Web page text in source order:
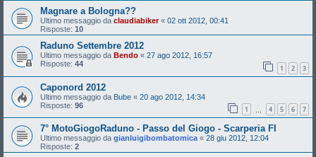
Magnare a Bologna??
Ultimo messaggio da claudiabiker« 02 ott 2012, 00:41
Risposte: 10
Raduno Settembre 2012
Ultimo messaggio da Bendo « 27 ago 2012, 16:57
Risposte: 44 1 2 3
Caponord 2012
Ultimo messaggio da Bube « 20 ago 2012, 14:34
Risposte: 96 1 4 5 6 7
7° MotoGiogoRaduno - Passo del Giogo - Scarperia FI
Ultimo messaggio da gianluigibombatomica « 28 giu 2012, 12:04
Risposte: 2